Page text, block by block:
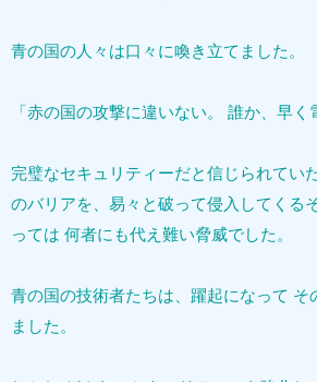
青の国の人々は口々に喚き立てました。
「赤の国の攻撃に違いない。 誰か、早く
完璧なセキュリティーだと信じられてい
のバリアを、易々と破って侵入してくる
っては 何者にも代え難い脅威でした。
青の国の技術者たちは、躍起になって そ
ました。